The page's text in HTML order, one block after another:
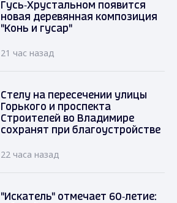
Гусь‑Хрустальном появится
новая деревянная композиция
"Конь и гусар"
21 час назад
Стелу на пересечении улицы
Горького и проспекта
Строителей во Владимире
сохранят при благоустройстве
22 часа назад
"Искатель" отмечает 60‑летие: